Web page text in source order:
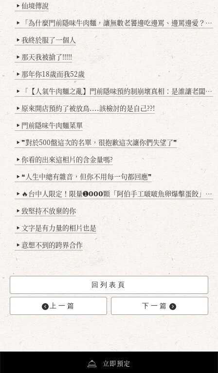
▶ 仙境傳說
▶ 「為什麼門前隱味牛肉麵，讓無數老饕邊吃邊罵、邊罵邊愛？小辣雞揭密！」
▶ 我終於服了一個人
▶ 那天我被搶了!!!!!
▶ 那年你18歲而我52歲
▶ 「【人氣牛肉麵之亂】門前隱味預約制崩壞真相：是誰讓老闆心灰意冷？」
▶ 原來開店預約了被放鳥....該檢討的是自己??!
▶ 門前隱味牛肉麵菜單
▶ ❞對於500盤這次的名單，很抱歉這次讓你們失望了❞
▶ 你看的出來這相片的含金量嗎?
▶ ❝人生中總有雜音，但你不用每一句都回應❞
▶ 🔥台中人限定！限量➊𝟬𝟬𝟬顆「阿伯手工啵啵魚卵爆擊蛋餃」台北已被搶爆2萬顆，最後名額門前隱味只留給你！🥟💥
▶ 致堅持不放棄的你
▶ 文字是有力量的相片也是
▶ 意想不到的跨界合作
回列表頁
上一篇 下一篇
立即預定